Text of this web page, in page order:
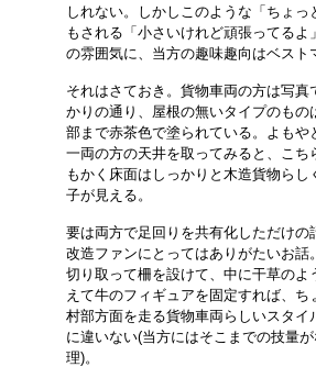
しれない。しかしこのような「ちょ
もされる「小さいけれど頑張ってる
の雰囲気に、当方の趣味趣向はベス
それはさておき。貨物車両の方は写真
かりの通り、屋根の無いタイプのもの
部まで赤茶色で塗られている。よもや
一両の方の天井を取ってみると、こち
もかく床面はしっかりと木造貨物らし
子が見える。
要は両方で足回りを共有化しただけの
改造ファンにとってはありがたいお話
切り取って柵を設けて、中に干草のよ
えて牛のフィギュアを固定すれば、ち
村部方面を走る貨物車両らしいスタイ
に違いない(当方にはそこまでの技量
理)。